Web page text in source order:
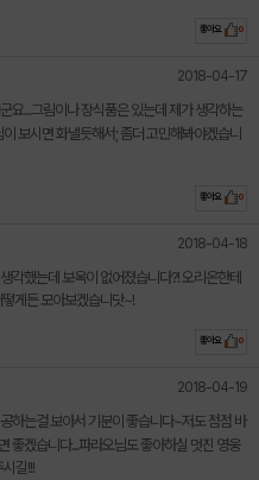
좋아요 0
2018-04-17
요...그림이나 장식품은 있는데 제가 생각하는
보시면 화낼듯해서; 좀더 고민해봐야겠습니
좋아요 0
2018-04-18
각했는데 보옥이 없어졌습니다?! 오리온한테
게든 모아보겠습니닷~!
좋아요 0
2018-04-19
하는걸 보아서 기분이 좋습니다~저도 점점 바
좋겠습니다...파라오님도 좋아하실 멋진 영웅
길!!!